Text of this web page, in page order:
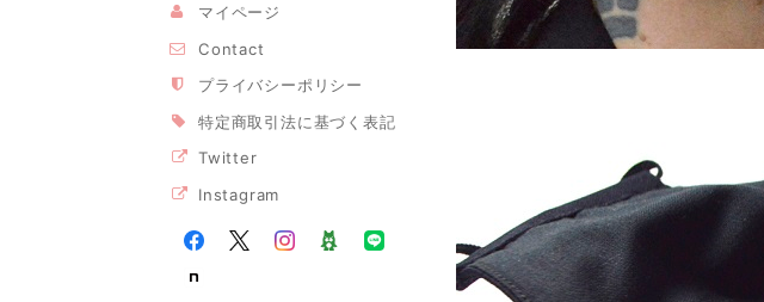
マイページ
Contact
プライバシーポリシー
特定商取引法に基づく表記
Twitter
Instagram